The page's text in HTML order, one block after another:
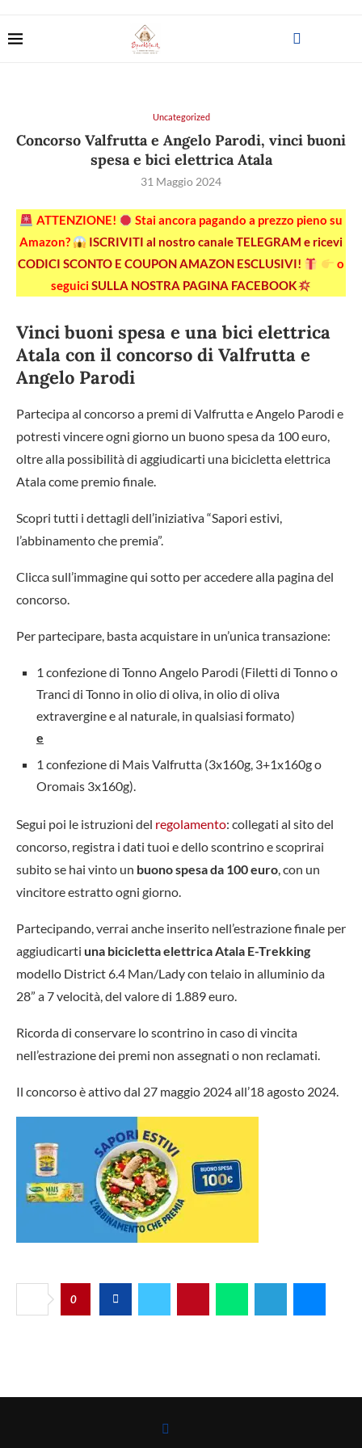
Uncategorized
Concorso Valfrutta e Angelo Parodi, vinci buoni
spesa e bici elettrica Atala
31 Maggio 2024
ATTENZIONE!
Stai ancora pagando a prezzo pieno su
Amazon?
ISCRIVITI al nostro canale TELEGRAM e ricevi
CODICI SCONTO E COUPON AMAZON ESCLUSIVI!
o
seguiciSULLA NOSTRA PAGINA FACEBOOK
Vinci buoni spesa e una bici elettrica
Atala con il concorso di Valfrutta e
Angelo Parodi
Partecipa al concorso a premi di Valfrutta e Angelo Parodi e
potresti vincere ogni giorno un buono spesa da 100 euro,
oltre alla possibilità di aggiudicarti una bicicletta elettrica
Atala come premio finale.
Scopri tutti i dettagli dell’iniziativa “Sapori estivi,
l’abbinamento che premia”.
Clicca sull’immagine qui sotto per accedere alla pagina del
concorso.
Per partecipare, basta acquistare in un’unica transazione:
1 confezione di Tonno Angelo Parodi (Filetti di Tonno o
Tranci di Tonno in olio di oliva, in olio di oliva
extravergine e al naturale, in qualsiasi formato)
e
1 confezione di Mais Valfrutta (3x160g, 3+1x160g o
Oromais 3x160g).
Segui poi le istruzioni del regolamento: collegati al sito del
concorso, registra i dati tuoi e dello scontrino e scoprirai
subito se hai vinto un buono spesa da 100 euro, con un
vincitore estratto ogni giorno.
Partecipando, verrai anche inserito nell’estrazione finale per
aggiudicarti una bicicletta elettrica Atala E-Trekking
modello District 6.4 Man/Lady con telaio in alluminio da
28” a 7 velocità, del valore di 1.889 euro.
Ricorda di conservare lo scontrino in caso di vincita
nell’estrazione dei premi non assegnati o non reclamati.
Il concorso è attivo dal 27 maggio 2024 all’18 agosto 2024.
0